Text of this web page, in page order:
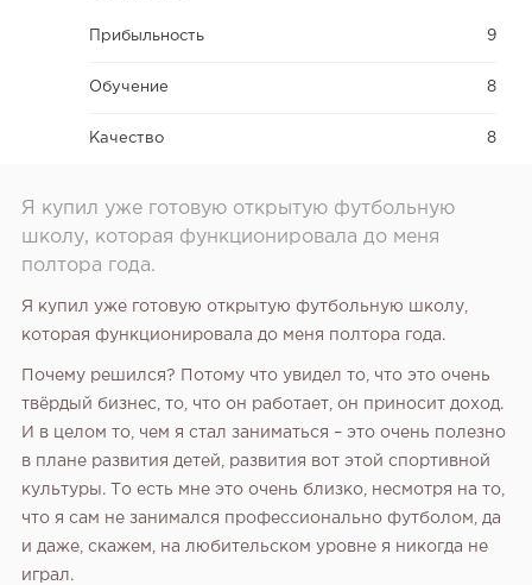
Прибыльность 9
Обучение 8
Качество 8
Я купил уже готовую открытую футбольную
школу, которая функционировала до меня
полтора года.
Я купил уже готовую открытую футбольную школу,
которая функционировала до меня полтора года.
Почему решился? Потому что увидел то, что это очень
твёрдый бизнес, то, что он работает, он приносит доход.
И в целом то, чем я стал заниматься – это очень полезно
в плане развития детей, развития вот этой спортивной
культуры. То есть мне это очень близко, несмотря на то,
что я сам не занимался профессионально футболом, да
и даже, скажем, на любительском уровне я никогда не
играл.